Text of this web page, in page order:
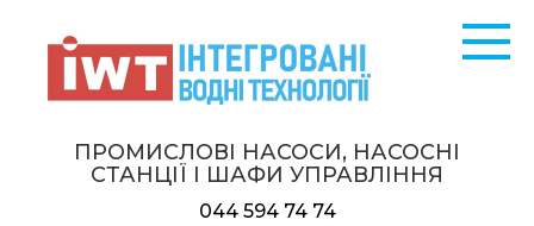
ПРОМИСЛОВІ НАСОСИ, НАСОСНІ
СТАНЦІЇ І ШАФИ УПРАВЛІННЯ
044 594 74 74